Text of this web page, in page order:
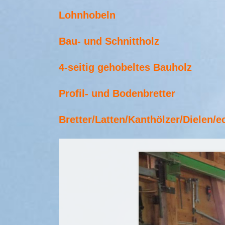
Lohnhobeln
Bau- und Schnittholz
4-seitig gehobeltes Bauholz
Profil- und Bodenbretter
Bretter/Latten/Kanthölzer/Dielen/